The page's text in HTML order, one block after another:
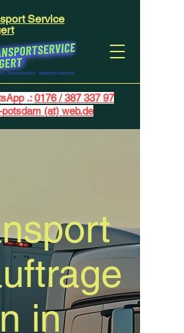
.:0176 / 387 337 97
(at) web.de
Service
n in